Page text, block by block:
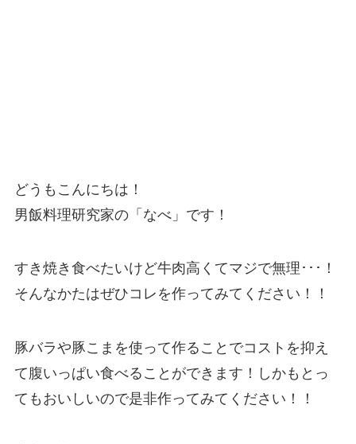
どうもこんにちは！
男飯料理研究家の「なべ」です！
すき焼き食べたいけど牛肉高くてマジで無理･･･！
そんなかたはぜひコレを作ってみてください！！
豚バラや豚こまを使って作ることでコストを抑え
て腹いっぱい食べることができます！しかもとっ
てもおいしいので是非作ってみてください！！